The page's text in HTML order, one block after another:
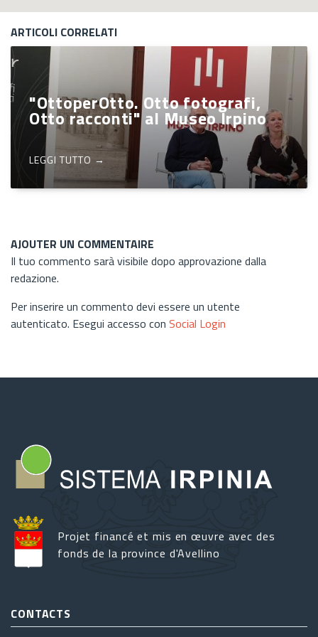
ARTICOLI CORRELATI
"OttoperOtto. Otto fotografi,
Otto racconti" al Museo Irpino
LEGGI TUTTO →
AJOUTER UN COMMENTAIRE
Il tuo commento sarà visibile dopo approvazione dalla
redazione.
Per inserire un commento devi essere un utente
autenticato. Esegui accesso con Social Login
Projet financé et mis en œuvre avec des
fonds de la province d'Avellino
CONTACTS